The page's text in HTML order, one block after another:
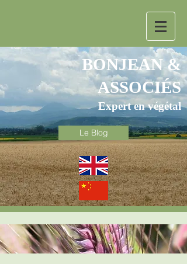
BONJEAN &
ASSOCIÉS
Expert en végétal
Le Blog